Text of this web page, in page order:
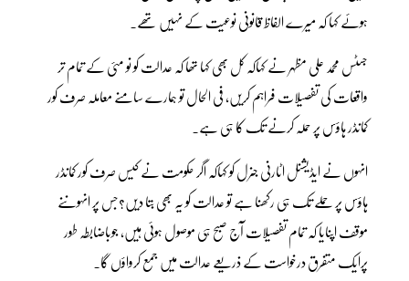
ہوئے کہا کہ میرے الفاظ قانونی نوعیت کے نہیں تھے۔
جسٹس محمد علی مظہر نے کہاکہ کل بھی کہا تھا کہ عدالت کو نو مئی کے تمام تر
واقعات کی تفصیلات فراہم کریں، فی الحال تو ہمارے سامنے معاملہ صرف کور
کمانڈر ہاؤس پر حملہ کرنے تک کا ہی ہے۔
انہوں نے ایڈیشنل اٹارنی جنرل کو کہاکہ اگر حکومت نے کیس صرف کور کمانڈر
ہاؤس پر حملے تک ہی رکھنا ہے تو عدالت کو یہ بھی بتا دیں؟جس پر انہوںنے
موقف اپنایا کہ تمام تفصیلات آج صبح ہی موصول ہوئی ہیں، جوباضابطہ طور
پرایک متفرق درخواست کے ذریعے عدالت میں جمع کرواؤں گا۔